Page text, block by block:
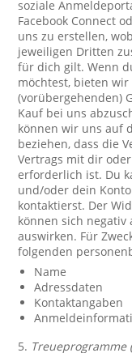
soziale
Facebook Connect
uns zu erstellen,
jeweiligen Dritten
für dich gilt. Wenn
möchtest, bieten
(vorübergehenden)
Kauf bei uns
können wir uns auf
beziehen, dass die
Vertrags mit dir
erforderlich ist. Du
und/oder dein
kontaktierst. Der
können sich
auswirken. Für
folgenden
Name
Adressdaten
Kontaktangaben
5.